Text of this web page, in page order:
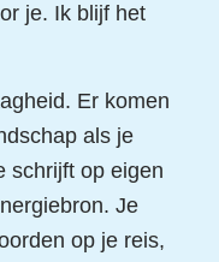
je. Ik blijf het
Er komen
als je
schrijft op eigen
Je
op je reis,